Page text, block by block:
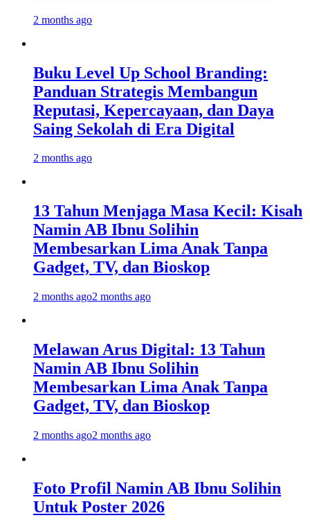
2 months ago
Buku Level Up School Branding:
Panduan Strategis Membangun
Reputasi, Kepercayaan, dan Daya
Saing Sekolah di Era Digital
2 months ago
13 Tahun Menjaga Masa Kecil: Kisah
Namin AB Ibnu Solihin
Membesarkan Lima Anak Tanpa
Gadget, TV, dan Bioskop
2 months ago2 months ago
Melawan Arus Digital: 13 Tahun
Namin AB Ibnu Solihin
Membesarkan Lima Anak Tanpa
Gadget, TV, dan Bioskop
2 months ago2 months ago
Foto Profil Namin AB Ibnu Solihin
Untuk Poster 2026